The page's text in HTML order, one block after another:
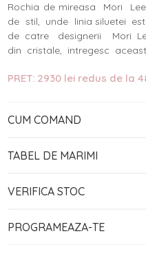
Rochia de mireasa Mori
de stil, unde linia siluetei
de catre designerii Mori
din cristale, intregesc
PRET: 2930 lei redus de la
CUM COMAND
TABEL DE MARIMI
VERIFICA STOC
PROGRAMEAZA-TE